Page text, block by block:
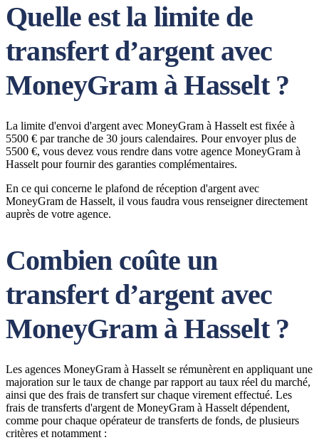
Quelle est la limite de
transfert d’argent avec
MoneyGram à Hasselt ?
La limite d'envoi d'argent avec MoneyGram à Hasselt est fixée à
5500 € par tranche de 30 jours calendaires. Pour envoyer plus de
5500 €, vous devez vous rendre dans votre agence MoneyGram à
Hasselt pour fournir des garanties complémentaires.
En ce qui concerne le plafond de réception d'argent avec
MoneyGram de Hasselt, il vous faudra vous renseigner directement
auprès de votre agence.
Combien coûte un
transfert d’argent avec
MoneyGram à Hasselt ?
Les agences MoneyGram à Hasselt se rémunèrent en appliquant une
majoration sur le taux de change par rapport au taux réel du marché,
ainsi que des frais de transfert sur chaque virement effectué. Les
frais de transferts d'argent de MoneyGram à Hasselt dépendent,
comme pour chaque opérateur de transferts de fonds, de plusieurs
critères et notamment :